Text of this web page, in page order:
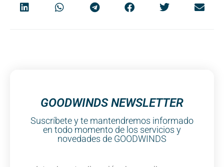
GOODWINDS NEWSLETTER
Suscríbete y te mantendremos informado
en todo momento de los servicios y
novedades de GOODWINDS